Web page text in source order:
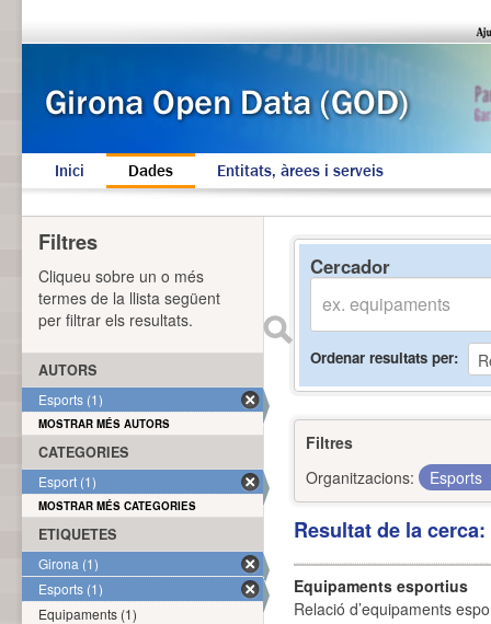
Inici Dades Entitats, àrees i serveis
Cercador
Ordenar resultats per
Filtres
Organitzacions:
Esports
Resultat de la
Equipaments esportius
Relació d’equipaments
Filtres
Cliqueu sobre un o més
termes de la llista següent
per filtrar els resultats.
AUTORS
Esports (1)
MOSTRAR MÉS AUTORS
CATEGORIES
Esport (1)
MOSTRAR MÉS CATEGORIES
ETIQUETES
Girona (1)
Esports (1)
Equipaments (1)